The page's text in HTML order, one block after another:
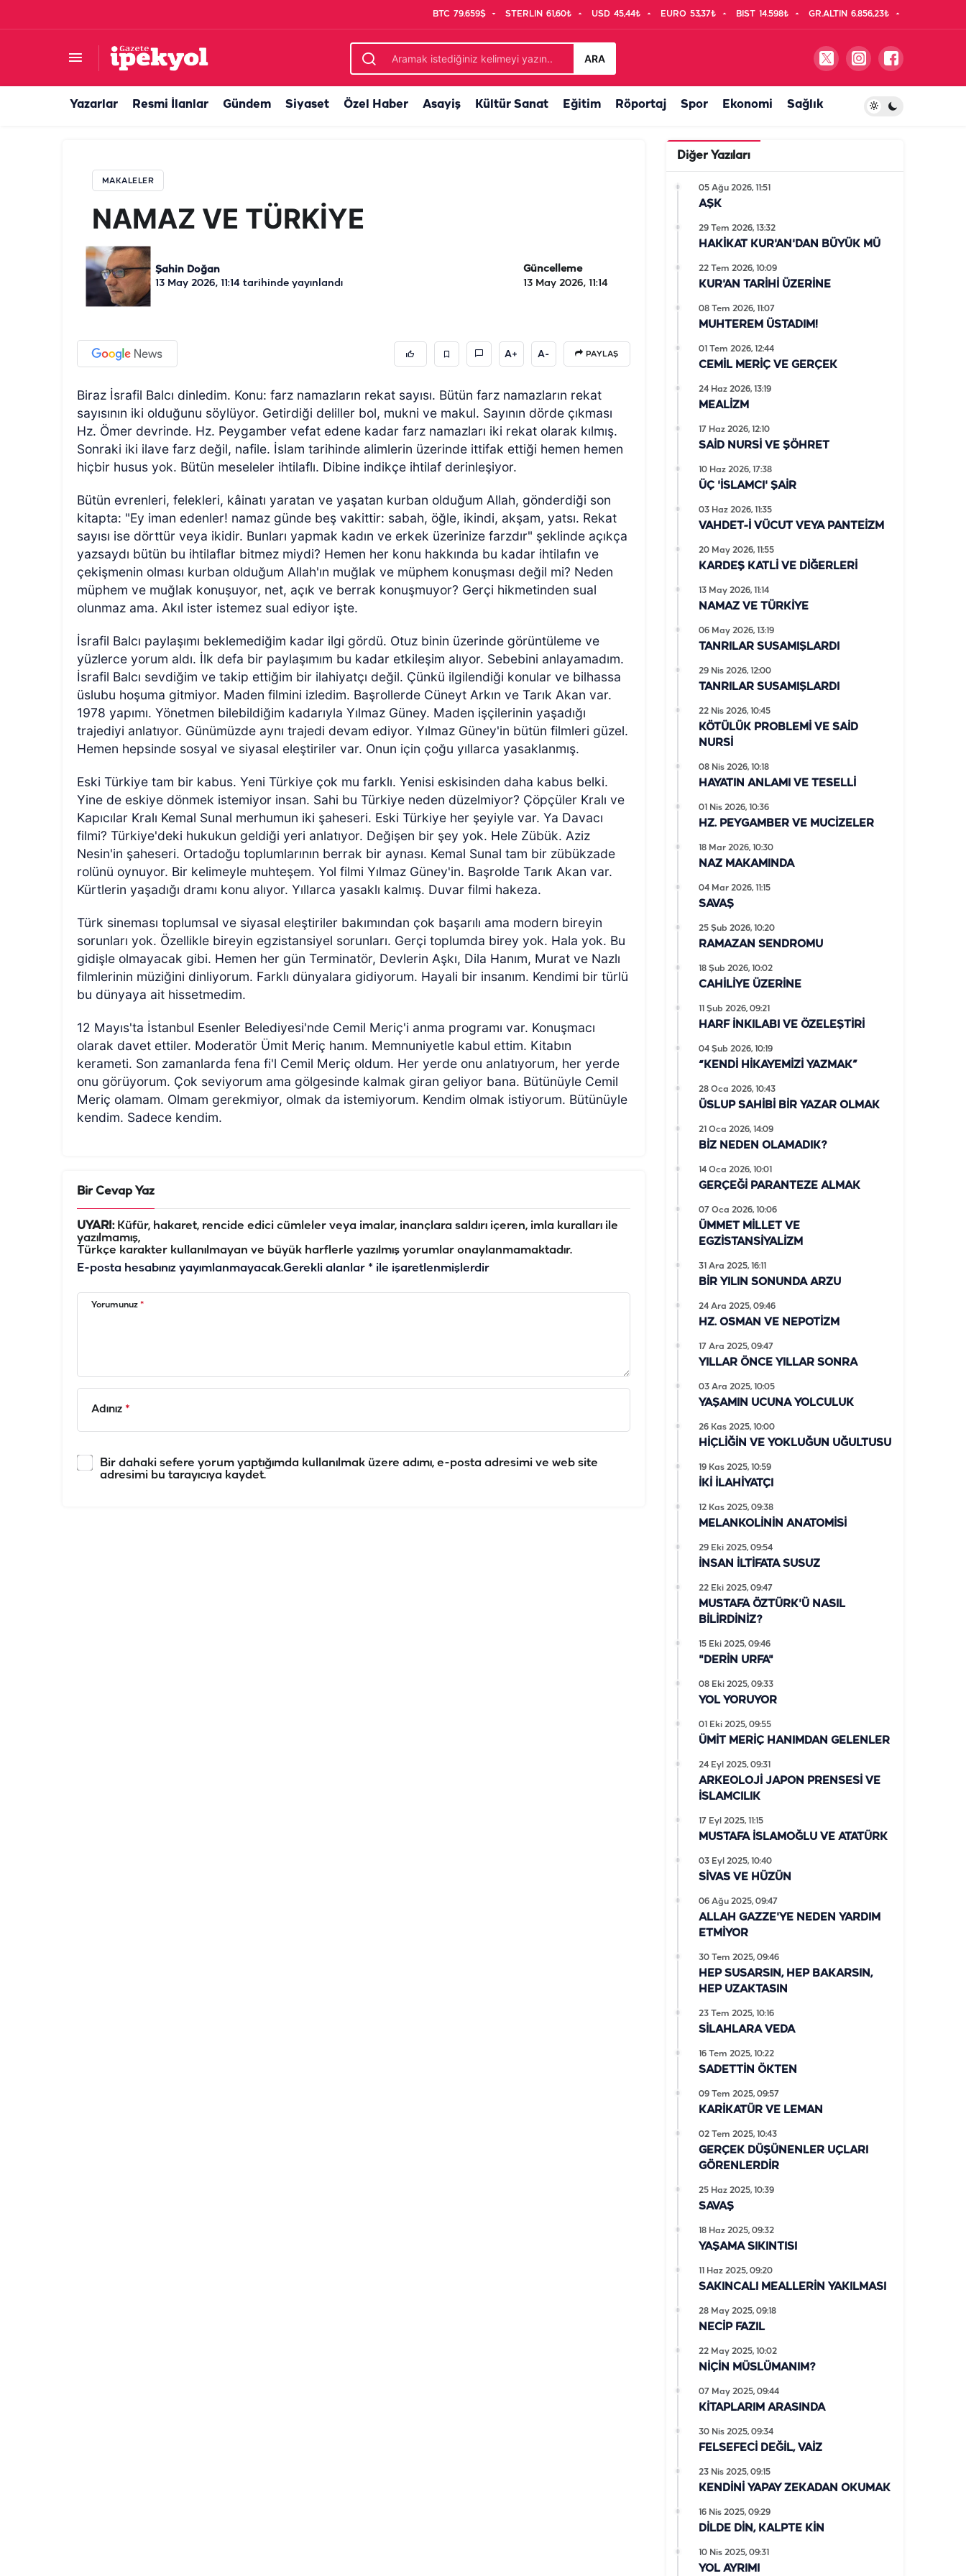
BTC 79.659$ STERLIN 61,60₺ USD 45,44₺ EURO 53,37₺ BIST 14.598₺ GR.ALTIN 6.856,23₺
ARA
Yazarlar Resmi İlanlar Gündem Siyaset Özel Haber Asayiş Kültür Sanat Eğitim Röportaj Spor Ekonomi Sağlık
MAKALELER
NAMAZ VE TÜRKİYE
Şahin Doğan
13 May 2026, 11:14 tarihinde yayınlandı
Güncelleme
13 May 2026, 11:14
A+ A- PAYLAŞ
Biraz İsrafil Balcı dinledim. Konu: farz namazların rekat sayısı. Bütün farz namazların rekat
sayısının iki olduğunu söylüyor. Getirdiği deliller bol, mukni ve makul. Sayının dörde çıkması
Hz. Ömer devrinde. Hz. Peygamber vefat edene kadar farz namazları iki rekat olarak kılmış.
Sonraki iki ilave farz değil, nafile. İslam tarihinde alimlerin üzerinde ittifak ettiği hemen hemen
hiçbir husus yok. Bütün meseleler ihtilaflı. Dibine indikçe ihtilaf derinleşiyor.
Bütün evrenleri, felekleri, kâinatı yaratan ve yaşatan kurban olduğum Allah, gönderdiği son
kitapta: "Ey iman edenler! namaz günde beş vakittir: sabah, öğle, ikindi, akşam, yatsı. Rekat
sayısı ise dörttür veya ikidir. Bunları yapmak kadın ve erkek üzerinize farzdır" şeklinde açıkça
yazsaydı bütün bu ihtilaflar bitmez miydi? Hemen her konu hakkında bu kadar ihtilafın ve
çekişmenin olması kurban olduğum Allah'ın muğlak ve müphem konuşması değil mi? Neden
müphem ve muğlak konuşuyor, net, açık ve berrak konuşmuyor? Gerçi hikmetinden sual
olunmaz ama. Akıl ister istemez sual ediyor işte.
İsrafil Balcı paylaşımı beklemediğim kadar ilgi gördü. Otuz binin üzerinde görüntüleme ve
yüzlerce yorum aldı. İlk defa bir paylaşımım bu kadar etkileşim alıyor. Sebebini anlayamadım.
İsrafil Balcı sevdiğim ve takip ettiğim bir ilahiyatçı değil. Çünkü ilgilendiği konular ve bilhassa
üslubu hoşuma gitmiyor. Maden filmini izledim. Başrollerde Cüneyt Arkın ve Tarık Akan var.
1978 yapımı. Yönetmen bilebildiğim kadarıyla Yılmaz Güney. Maden işçilerinin yaşadığı
trajediyi anlatıyor. Günümüzde aynı trajedi devam ediyor. Yılmaz Güney'in bütün filmleri güzel.
Hemen hepsinde sosyal ve siyasal eleştiriler var. Onun için çoğu yıllarca yasaklanmış.
Eski Türkiye tam bir kabus. Yeni Türkiye çok mu farklı. Yenisi eskisinden daha kabus belki.
Yine de eskiye dönmek istemiyor insan. Sahi bu Türkiye neden düzelmiyor? Çöpçüler Kralı ve
Kapıcılar Kralı Kemal Sunal merhumun iki şaheseri. Eski Türkiye her şeyiyle var. Ya Davacı
filmi? Türkiye'deki hukukun geldiği yeri anlatıyor. Değişen bir şey yok. Hele Zübük. Aziz
Nesin'in şaheseri. Ortadoğu toplumlarının berrak bir aynası. Kemal Sunal tam bir zübükzade
rolünü oynuyor. Bir kelimeyle muhteşem. Yol filmi Yılmaz Güney'in. Başrolde Tarık Akan var.
Kürtlerin yaşadığı dramı konu alıyor. Yıllarca yasaklı kalmış. Duvar filmi hakeza.
Türk sineması toplumsal ve siyasal eleştiriler bakımından çok başarılı ama modern bireyin
sorunları yok. Özellikle bireyin egzistansiyel sorunları. Gerçi toplumda birey yok. Hala yok. Bu
gidişle olmayacak gibi. Hemen her gün Terminatör, Devlerin Aşkı, Dila Hanım, Murat ve Nazlı
filmlerinin müziğini dinliyorum. Farklı dünyalara gidiyorum. Hayali bir insanım. Kendimi bir türlü
bu dünyaya ait hissetmedim.
12 Mayıs'ta İstanbul Esenler Belediyesi'nde Cemil Meriç'i anma programı var. Konuşmacı
olarak davet ettiler. Moderatör Ümit Meriç hanım. Memnuniyetle kabul ettim. Kitabın
kerameti. Son zamanlarda fena fi'l Cemil Meriç oldum. Her yerde onu anlatıyorum, her yerde
onu görüyorum. Çok seviyorum ama gölgesinde kalmak giran geliyor bana. Bütünüyle Cemil
Meriç olamam. Olmam gerekmiyor, olmak da istemiyorum. Kendim olmak istiyorum. Bütünüyle
kendim. Sadece kendim.
Bir Cevap Yaz
UYARI:Küfür, hakaret, rencide edici cümleler veya imalar, inançlara saldırı içeren, imla kuralları ile
yazılmamış,
Türkçe karakter kullanılmayan ve büyük harflerle yazılmış yorumlar onaylanmamaktadır.
E-posta hesabınız yayımlanmayacak.Gerekli alanlar * ile işaretlenmişlerdir
Yorumunuz *
Adınız *
Bir dahaki sefere yorum yaptığımda kullanılmak üzere adımı, e-posta adresimi ve web site
adresimi bu tarayıcıya kaydet.
Diğer Yazıları
AŞK
05 Ağu 2026, 11:51
HAKİKAT KUR'AN'DAN BÜYÜK MÜ
29 Tem 2026, 13:32
KUR'AN TARİHİ ÜZERİNE
22 Tem 2026, 10:09
MUHTEREM ÜSTADIM!
08 Tem 2026, 11:07
CEMİL MERİÇ VE GERÇEK
01 Tem 2026, 12:44
MEALİZM
24 Haz 2026, 13:19
SAİD NURSİ VE ŞÖHRET
17 Haz 2026, 12:10
ÜÇ 'İSLAMCI' ŞAİR
10 Haz 2026, 17:38
VAHDET-İ VÜCUT VEYA PANTEİZM
03 Haz 2026, 11:35
KARDEŞ KATLİ VE DİĞERLERİ
20 May 2026, 11:55
NAMAZ VE TÜRKİYE
13 May 2026, 11:14
TANRILAR SUSAMIŞLARDI
06 May 2026, 13:19
TANRILAR SUSAMIŞLARDI
29 Nis 2026, 12:00
KÖTÜLÜK PROBLEMİ VE SAİD
NURSİ
22 Nis 2026, 10:45
HAYATIN ANLAMI VE TESELLİ
08 Nis 2026, 10:18
HZ. PEYGAMBER VE MUCİZELER
01 Nis 2026, 10:36
NAZ MAKAMINDA
18 Mar 2026, 10:30
SAVAŞ
04 Mar 2026, 11:15
RAMAZAN SENDROMU
25 Şub 2026, 10:20
CAHİLİYE ÜZERİNE
18 Şub 2026, 10:02
HARF İNKILABI VE ÖZELEŞTİRİ
11 Şub 2026, 09:21
“KENDİ HİKAYEMİZİ YAZMAK”
04 Şub 2026, 10:19
ÜSLUP SAHİBİ BİR YAZAR OLMAK
28 Oca 2026, 10:43
BİZ NEDEN OLAMADIK?
21 Oca 2026, 14:09
GERÇEĞİ PARANTEZE ALMAK
14 Oca 2026, 10:01
ÜMMET MİLLET VE
EGZİSTANSİYALİZM
07 Oca 2026, 10:06
BİR YILIN SONUNDA ARZU
31 Ara 2025, 16:11
HZ. OSMAN VE NEPOTİZM
24 Ara 2025, 09:46
YILLAR ÖNCE YILLAR SONRA
17 Ara 2025, 09:47
YAŞAMIN UCUNA YOLCULUK
03 Ara 2025, 10:05
HİÇLİĞİN VE YOKLUĞUN UĞULTUSU
26 Kas 2025, 10:00
İKİ İLAHİYATÇI
19 Kas 2025, 10:59
MELANKOLİNİN ANATOMİSİ
12 Kas 2025, 09:38
İNSAN İLTİFATA SUSUZ
29 Eki 2025, 09:54
MUSTAFA ÖZTÜRK'Ü NASIL
BİLİRDİNİZ?
22 Eki 2025, 09:47
"DERİN URFA"
15 Eki 2025, 09:46
YOL YORUYOR
08 Eki 2025, 09:33
ÜMİT MERİÇ HANIMDAN GELENLER
01 Eki 2025, 09:55
ARKEOLOJİ JAPON PRENSESİ VE
İSLAMCILIK
24 Eyl 2025, 09:31
MUSTAFA İSLAMOĞLU VE ATATÜRK
17 Eyl 2025, 11:15
SİVAS VE HÜZÜN
03 Eyl 2025, 10:40
ALLAH GAZZE'YE NEDEN YARDIM
ETMİYOR
06 Ağu 2025, 09:47
HEP SUSARSIN, HEP BAKARSIN,
HEP UZAKTASIN
30 Tem 2025, 09:46
SİLAHLARA VEDA
23 Tem 2025, 10:16
SADETTİN ÖKTEN
16 Tem 2025, 10:22
KARİKATÜR VE LEMAN
09 Tem 2025, 09:57
GERÇEK DÜŞÜNENLER UÇLARI
GÖRENLERDİR
02 Tem 2025, 10:43
SAVAŞ
25 Haz 2025, 10:39
YAŞAMA SIKINTISI
18 Haz 2025, 09:32
SAKINCALI MEALLERİN YAKILMASI
11 Haz 2025, 09:20
NECİP FAZIL
28 May 2025, 09:18
NİÇİN MÜSLÜMANIM?
22 May 2025, 10:02
KİTAPLARIM ARASINDA
07 May 2025, 09:44
FELSEFECİ DEĞİL, VAİZ
30 Nis 2025, 09:34
KENDİNİ YAPAY ZEKADAN OKUMAK
23 Nis 2025, 09:15
DİLDE DİN, KALPTE KİN
16 Nis 2025, 09:29
YOL AYRIMI
10 Nis 2025, 09:31